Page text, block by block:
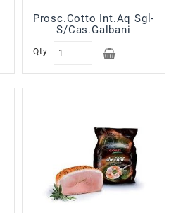
Prosc.Cotto Int.Aq Sgl-
S/Cas.Galbani
Qty